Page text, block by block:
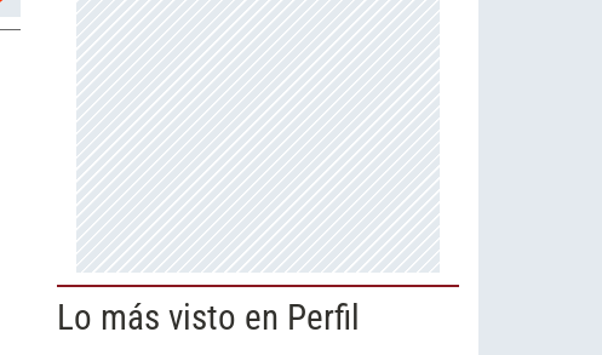
Lo más visto en Perfil